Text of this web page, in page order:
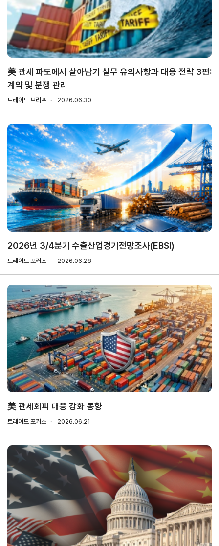
활동소개
CI규
정/
서체
마이페이지
홈
KITA
.net
서비스
신청내역
자문/
상담
내역
관심정보
KITA
멤버
십
무역
아카
데미
자사
정보
관리
회원
정보
관리
기업전용
회원
사검
색
사가
입
기업
정보
관리
무역
업고
유번
호
발급
자사
정보
조회
신청
회비
납부
현황
회비
납부
Utility
신문
고
홈
이용
약관
개인
정보
처리
방침
저작
권
정책
이메
일주
소무
단수
美 관세 파도에서 살아남기 실무 유의사항과 대응 전략 3편:
계약 및 분쟁 관리
트레이드 브리프 2026.06.30
2026년 3/4분기 수출산업경기전망조사(EBSI)
트레이드 포커스 2026.06.28
美 관세회피 대응 강화 동향
트레이드 포커스 2026.06.21